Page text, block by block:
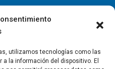
utilizamos tecnologías como las
la información del dispositivo. El